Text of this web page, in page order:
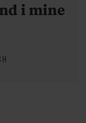
i mine